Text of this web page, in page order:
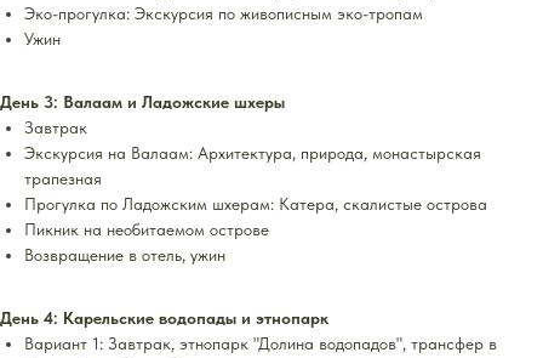
Эко-прогулка: Экскурсия по живописным эко-тропам
Ужин
День 3: Валаам и Ладожские шхеры
Завтрак
Экскурсия на Валаам: Архитектура, природа, монастырская
трапезная
Прогулка по Ладожским шхерам: Катера, скалистые острова
Пикник на необитаемом острове
Возвращение в отель, ужин
День 4: Карельские водопады и этнопарк
Вариант 1: Завтрак, этнопарк "Долина водопадов", трансфер в